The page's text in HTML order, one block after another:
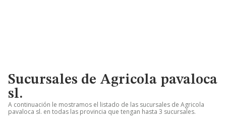
Sucursales de Agricola pavaloca
sl.
A continuación le mostramos el listado de las sucursales de Agricola
pavaloca sl. en todas las provincia que tengan hasta 3 sucursales.